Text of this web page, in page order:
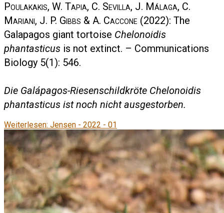
Poulakakis, W. Tapia, C. Sevilla, J. Málaga, C.
Mariani, J. P. Gibbs & A. Caccone (2022): The
Galapagos giant tortoise Chelonoidis
phantasticus is not extinct. – Communications
Biology 5(1): 546.
Die Galápagos-Riesenschildkröte Chelonoidis
phantasticus ist noch nicht ausgestorben.
Weiterlesen: Jensen - 2022 - 01